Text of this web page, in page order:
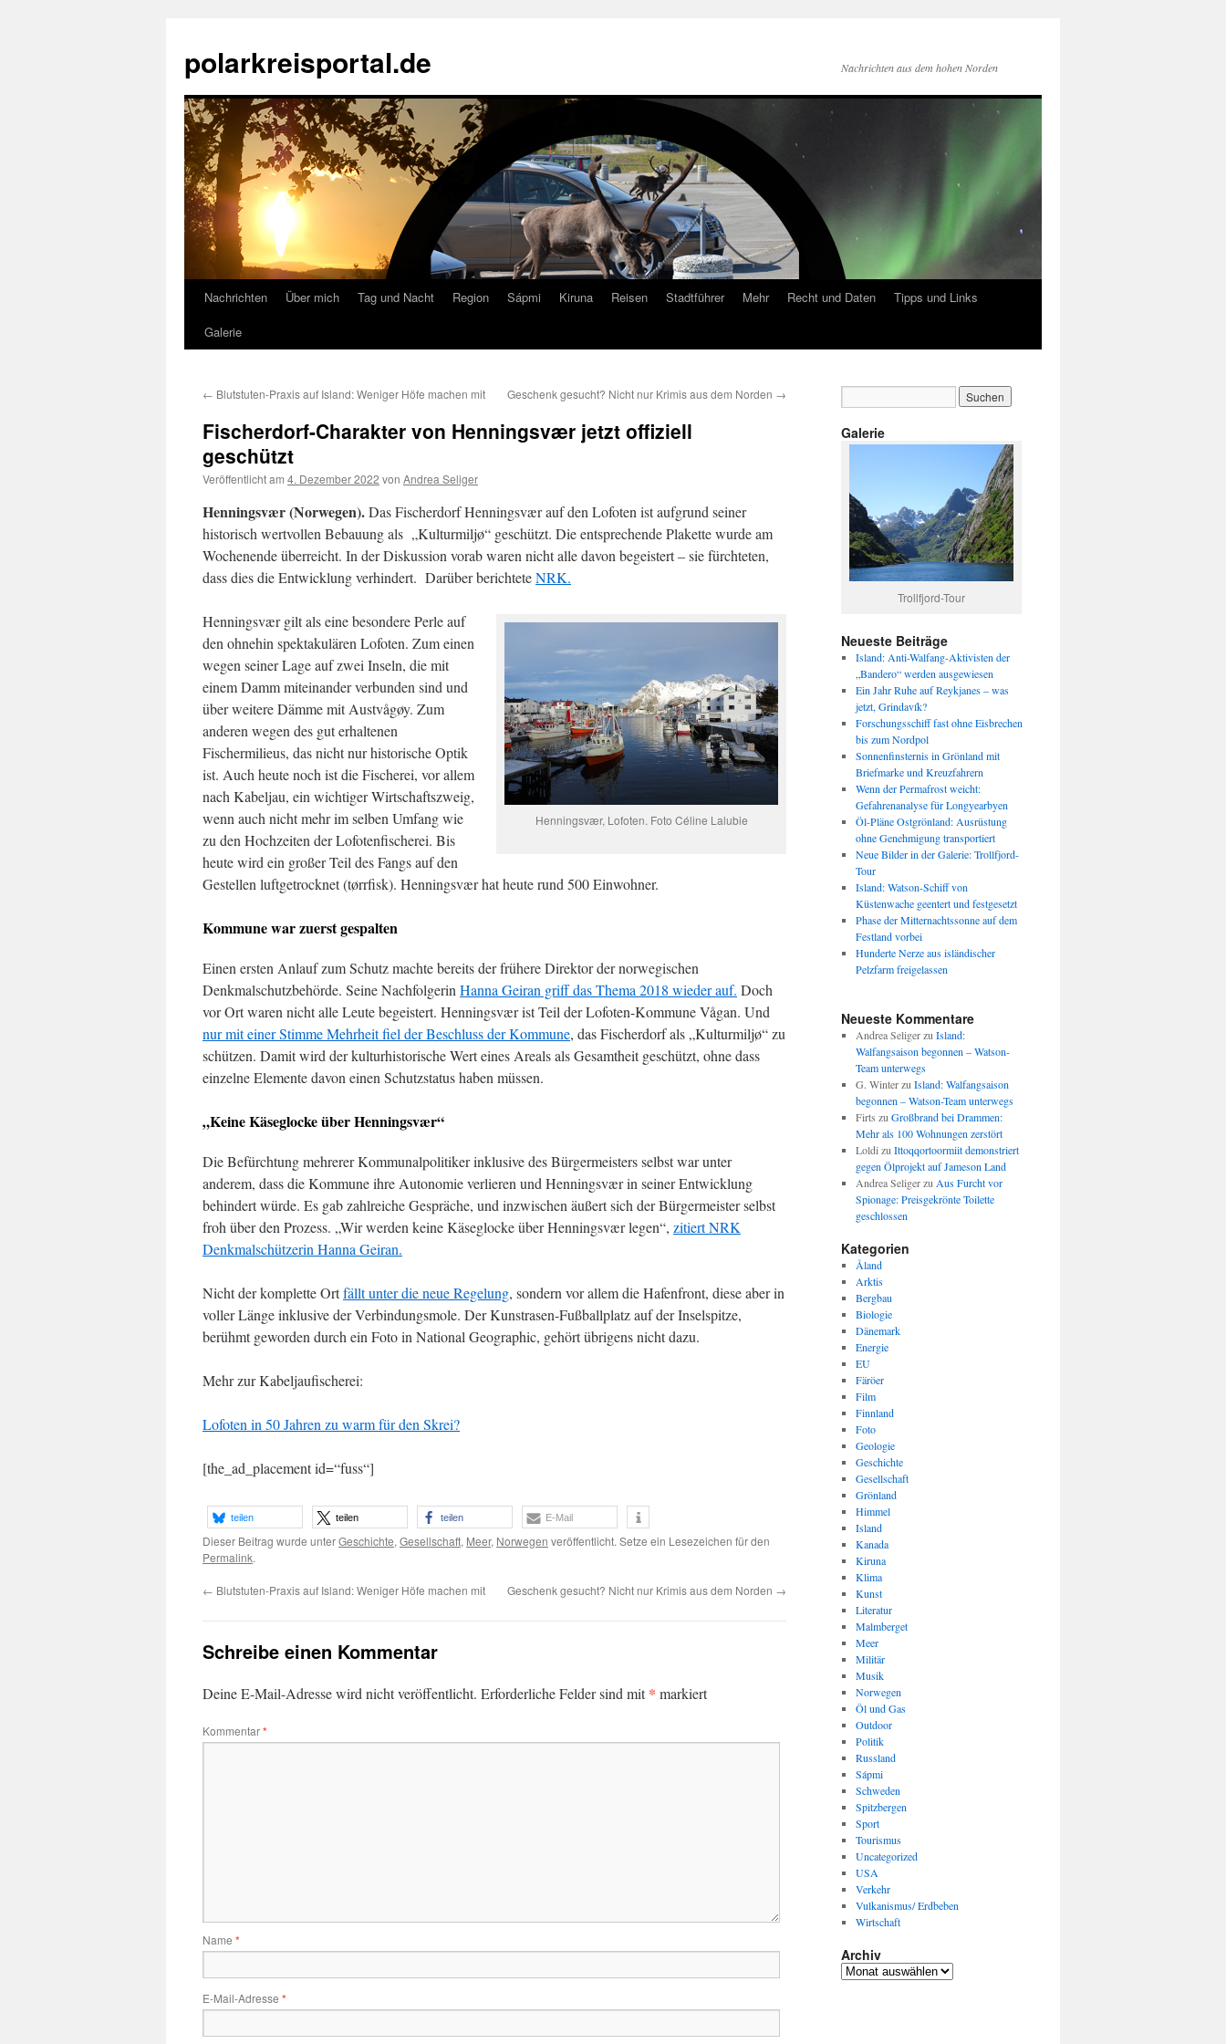
springen
polarkreisportal.de Nachrichten aus dem hohen Norden
Nachrichten Über mich Tag und Nacht Region Sápmi Kiruna Reisen Stadtführer Mehr Recht und Daten
Tipps und Links
Galerie
← Blutstuten-Praxis auf Island: Weniger Höfe machen mit Geschenk gesucht? Nicht nur Krimis aus dem Norden →
Fischerdorf-Charakter von Henningsvær jetzt offiziell
geschützt
Veröffentlicht am 4. Dezember 2022 von Andrea Seliger
Henningsvær (Norwegen).Das Fischerdorf Henningsvær auf den Lofoten ist aufgrund seiner
historisch wertvollen Bebauung als „Kulturmiljø“ geschützt. Die entsprechende Plakette wurde am
Wochenende überreicht. In der Diskussion vorab waren nicht alle davon begeistert – sie fürchteten,
dass dies die Entwicklung verhindert. Darüber berichteteNRK.
Henningsvær, Lofoten. Foto Céline Lalubie
Henningsvær gilt als eine besondere Perle auf
den ohnehin spektakulären Lofoten. Zum einen
wegen seiner Lage auf zwei Inseln, die mit
einem Damm miteinander verbunden sind und
über weitere Dämme mit Austvågøy. Zum
anderen wegen des gut erhaltenen
Fischermilieus, das nicht nur historische Optik
ist. Auch heute noch ist die Fischerei, vor allem
nach Kabeljau, ein wichtiger Wirtschaftszweig,
wenn auch nicht mehr im selben Umfang wie
zu den Hochzeiten der Lofotenfischerei. Bis
heute wird ein großer Teil des Fangs auf den
Gestellen luftgetrocknet (tørrfisk). Henningsvær hat heute rund 500 Einwohner.
Kommune war zuerst gespalten
Einen ersten Anlauf zum Schutz machte bereits der frühere Direktor der norwegischen
Denkmalschutzbehörde. Seine Nachfolgerin Hanna Geiran griff das Thema 2018 wieder auf. Doch
vor Ort waren nicht alle Leute begeistert. Henningsvær ist Teil der Lofoten-Kommune Vågan. Und
nur mit einer Stimme Mehrheit fiel der Beschluss der Kommune, das Fischerdorf als „Kulturmiljø“ zu
schützen. Damit wird der kulturhistorische Wert eines Areals als Gesamtheit geschützt, ohne dass
einzelne Elemente davon einen Schutzstatus haben müssen.
„Keine Käseglocke über Henningsvær“
Die Befürchtung mehrerer Kommunalpolitiker inklusive des Bürgermeisters selbst war unter
anderem, dass die Kommune ihre Autonomie verlieren und Henningsvær in seiner Entwicklung
behindert würde. Es gab zahlreiche Gespräche, und inzwischen äußert sich der Bürgermeister selbst
froh über den Prozess. „Wir werden keine Käseglocke über Henningsvær legen“, zitiert NRK
Denkmalschützerin Hanna Geiran.
Nicht der komplette Ortfällt unter die neue Regelung, sondern vor allem die Hafenfront, diese aber in
voller Länge inklusive der Verbindungsmole. Der Kunstrasen-Fußballplatz auf der Inselspitze,
berühmt geworden durch ein Foto in National Geographic, gehört übrigens nicht dazu.
Mehr zur Kabeljaufischerei:
Lofoten in 50 Jahren zu warm für den Skrei?
[the_ad_placement id=“fuss“]
teilen teilen teilen E-Mail
Dieser Beitrag wurde unterGeschichte, Gesellschaft, Meer, Norwegen veröffentlicht. Setze ein Lesezeichen für den
Permalink.
← Blutstuten-Praxis auf Island: Weniger Höfe machen mit Geschenk gesucht? Nicht nur Krimis aus dem Norden →
Schreibe einen Kommentar
Deine E-Mail-Adresse wird nicht veröffentlicht. Erforderliche Felder sind mit* markiert
Kommentar*
Name *
E-Mail-Adresse *
Galerie
Trollfjord-Tour
Neueste Beiträge
Island: Anti-Walfang-Aktivisten der
„Bandero“ werden ausgewiesen
Ein Jahr Ruhe auf Reykjanes – was
jetzt, Grindavík?
Forschungsschiff fast ohne Eisbrechen
bis zum Nordpol
Sonnenfinsternis in Grönland mit
Briefmarke und Kreuzfahrern
Wenn der Permafrost weicht:
Gefahrenanalyse für Longyearbyen
Öl-Pläne Ostgrönland: Ausrüstung
ohne Genehmigung transportiert
Neue Bilder in der Galerie: Trollfjord-
Tour
Island: Watson-Schiff von
Küstenwache geentert und festgesetzt
Phase der Mitternachtssonne auf dem
Festland vorbei
Hunderte Nerze aus isländischer
Pelzfarm freigelassen
Neueste Kommentare
Andrea Seligerzu Island:
Walfangsaison begonnen – Watson-
Team unterwegs
G. Winterzu Island: Walfangsaison
begonnen – Watson-Team unterwegs
Firts zu Großbrand bei Drammen:
Mehr als 100 Wohnungen zerstört
Loldi zu Ittoqqortoormiit demonstriert
gegen Ölprojekt auf Jameson Land
Andrea Seligerzu Aus Furcht vor
Spionage: Preisgekrönte Toilette
geschlossen
Kategorien
Åland
Arktis
Bergbau
Biologie
Dänemark
Energie
EU
Färöer
Film
Finnland
Foto
Geologie
Geschichte
Gesellschaft
Grönland
Himmel
Island
Kanada
Kiruna
Klima
Kunst
Literatur
Malmberget
Meer
Militär
Musik
Norwegen
Öl und Gas
Outdoor
Politik
Russland
Sápmi
Schweden
Spitzbergen
Sport
Tourismus
Uncategorized
USA
Verkehr
Vulkanismus/ Erdbeben
Wirtschaft
Archiv
Archiv